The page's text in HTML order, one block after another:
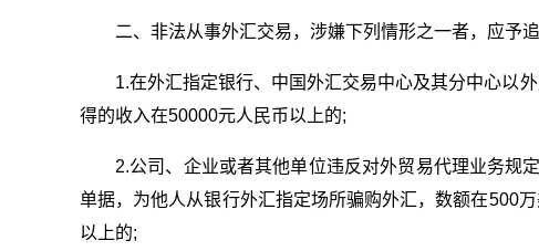
二、非法从事外汇交易，涉嫌下列情形之一者，应予追
1.在外汇指定银行、中国外汇交易中心及其分中心以
得的收入在50000元人民币以上的;
2.公司、企业或者其他单位违反对外贸易代理业务规
单据，为他人从银行外汇指定场所骗购外汇，数额在500
以上的;